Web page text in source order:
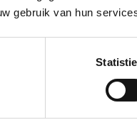
gebruik van hun
maar